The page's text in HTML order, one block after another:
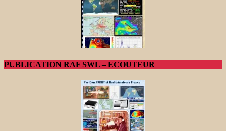
PUBLICATION RAF SWL – ECOUTEUR